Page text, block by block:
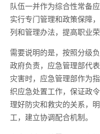
队伍一并作为综合性常备
实行专门管理和政策保障
列和管理办法，提高职业
需要说明的是，按照分级
政府负责，应急管理部代
灾害时，应急管理部作为
织应急处置工作，保证政
理好防灾和救灾的关系，
工，建立协调配合机制。